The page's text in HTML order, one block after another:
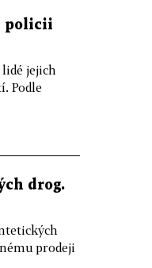
policii
jejich
Podle
drog.
prodeji